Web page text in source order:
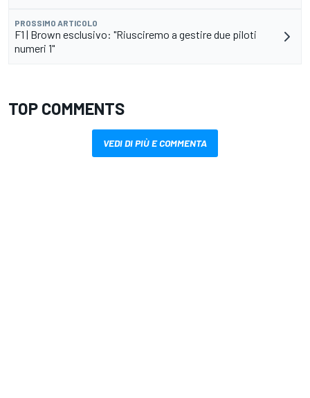
PROSSIMO ARTICOLO
F1 | Brown esclusivo: "Riusciremo a gestire due piloti
numeri 1"
TOP COMMENTS
VEDI DI PIÙ E COMMENTA